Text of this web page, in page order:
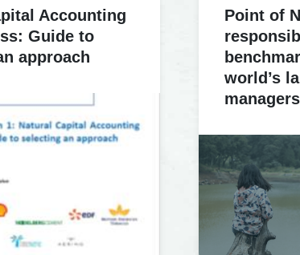
Accounting
Guide to
approach
Point of
world’s
managers